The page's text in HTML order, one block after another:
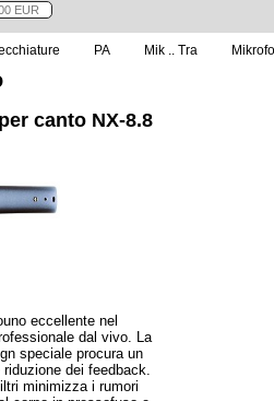
PA Mik .. Tra
canto NX-8.8
eccellente nel
dal vivo. La
speciale procura un
dei feedback.
minimizza i rumori